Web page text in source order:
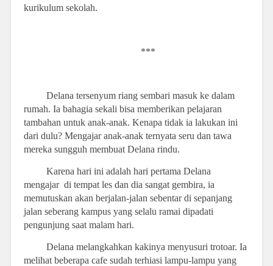
kurikulum sekolah.
***
Delana tersenyum riang sembari masuk ke dalam
rumah. Ia bahagia sekali bisa memberikan pelajaran
tambahan untuk anak-anak. Kenapa tidak ia lakukan ini
dari dulu? Mengajar anak-anak ternyata seru dan tawa
mereka sungguh membuat Delana rindu.
Karena hari ini adalah hari pertama Delana
mengajar di tempat les dan dia sangat gembira, ia
memutuskan akan berjalan-jalan sebentar di sepanjang
jalan seberang kampus yang selalu ramai dipadati
pengunjung saat malam hari.
Delana melangkahkan kakinya menyusuri trotoar. Ia
melihat beberapa cafe sudah terhiasi lampu-lampu yang